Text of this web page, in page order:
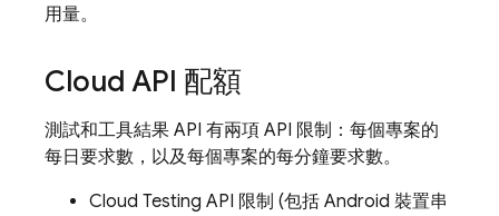
用量。
Cloud API 配額
測試和工具結果 API 有兩項 API 限制：每個專案的
每日要求數，以及每個專案的每分鐘要求數。
Cloud Testing API 限制 (包括 Android 裝置串